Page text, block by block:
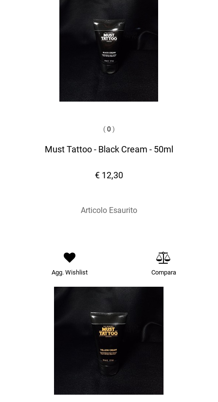
(0 )
Must Tattoo - Black Cream - 50ml
€ 12,30
Articolo Esaurito
Agg. Wishlist Compara